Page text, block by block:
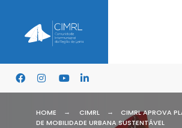
HOME CIMRL
CIMRL APROVA
DE MOBILIDADE URBANA SUSTENTÁVEL